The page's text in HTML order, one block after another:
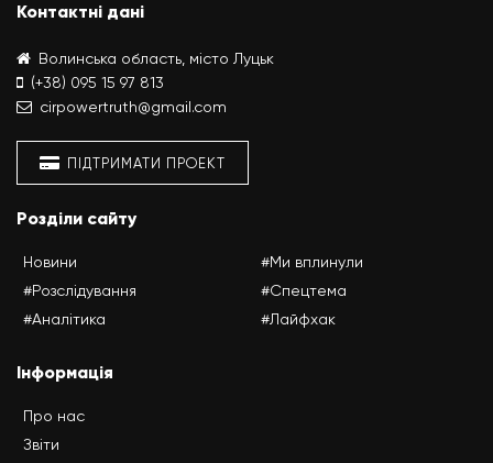
Контактні дані
Волинська область, місто Луцьк
(+38) 095 15 97 813
cirpowertruth@gmail.com
ПІДТРИМАТИ ПРОЕКТ
Розділи сайту
Новини
#Розслідування
#Аналітика
#Ми вплинули
#Спецтема
#Лайфхак
Інформація
Про нас
Звіти